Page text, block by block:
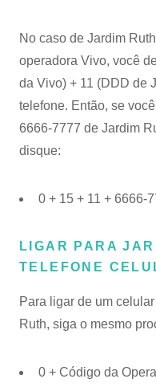
No caso de Jardim
operadora Vivo, você
da Vivo) + 11 (DDD de
telefone. Então, se
6666-7777 de Jardim
disque:
0 + 15 + 11 + 6666-
LIGAR PARA
TELEFONE
Para ligar de um
Ruth, siga o mesmo
0 + Código da